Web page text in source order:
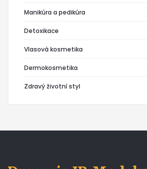
Manikúra a pedikúra
Detoxikace
Vlasová kosmetika
Dermokosmetika
Zdravý životní styl